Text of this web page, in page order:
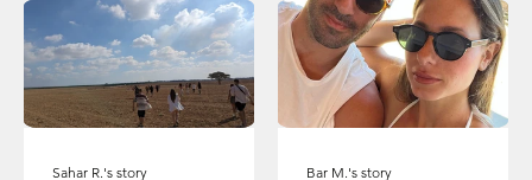
Sahar R.'s story
Bar M.'s story